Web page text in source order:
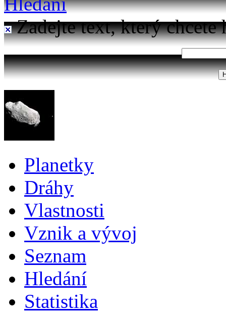
Zadejte text, který chcete
Planetky
Dráhy
Vlastnosti
Vznik a vývoj
Seznam
Hledání
Statistika